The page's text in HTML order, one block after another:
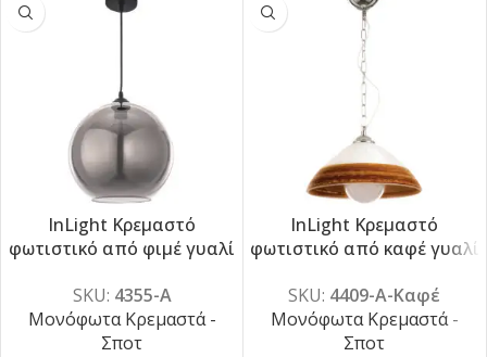
InLight Κρεμαστό
φωτιστικό από φιμέ γυαλί
SKU: 4355-Α
Μονόφωτα Κρεμαστά -
Σποτ
InLight Κρεμαστό
φωτιστικό από καφέ γυαλί
Καφέ)
SKU: 4409-Α-Καφέ
Μονόφωτα Κρεμαστά -
Σποτ